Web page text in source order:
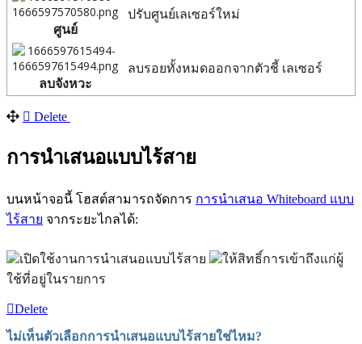
ศูนย์
ปรับศูนย์เลเซอร์ใหม่
ลบจังหวะ
ลบรอยทั้งหมดออกจากตัวชี้ เลเซอร์
Delete
การนำเสนอแบบไร้สาย
บนหน้าจอนี้ โฮสต์สามารถจัดการ การนำเสนอ Whiteboard แบบ
ไร้สาย จากระยะไกลได้:
เปิดใช้งานการนำเสนอแบบไร้สาย
ให้สิทธิ์การเข้าถึงแก่ผู้
ใช้ที่อยู่ในรายการ
Delete
ไม่เห็นตัวเลือกการนำเสนอแบบไร้สายใช่ไหม?